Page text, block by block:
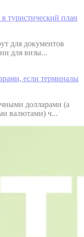
туристический план
для документов
для визы...
если терминалы
долларами (а
валютами) ч...